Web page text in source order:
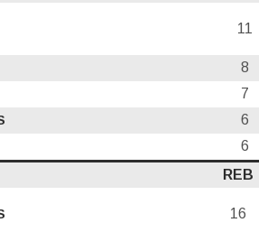
11
8
7
6
6
REB
16